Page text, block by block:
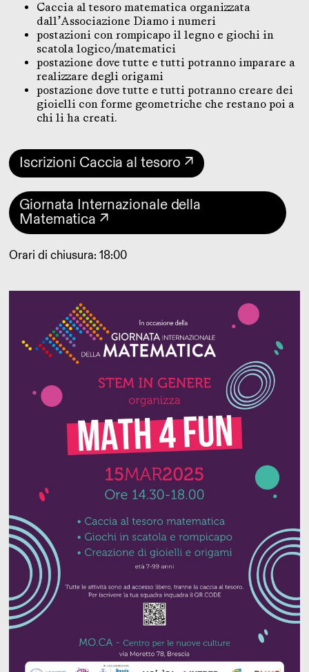
Caccia al tesoro matematica organizzata
dall’Associazione Diamo i numeri
postazioni con rompicapo il legno e giochi in
scatola logico/matematici
postazione dove tutte e tutti potranno imparare a
realizzare degli origami
postazione dove tutte e tutti potranno creare dei
gioielli con forme geometriche che restano poi a
chi li ha creati.
Iscrizioni Caccia al tesoro ↗
Giornata Internazionale della
Matematica ↗
Orari di chiusura: 18:00